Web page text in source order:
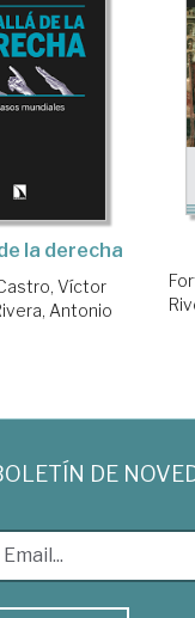
la derecha
Víctor
Antonio
DE